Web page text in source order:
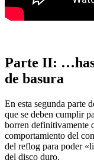
Parte II:
de basura
En esta segunda parte
que se deben cumplir
borren definitivamente
comportamiento del
del reflog para poder
del disco duro.